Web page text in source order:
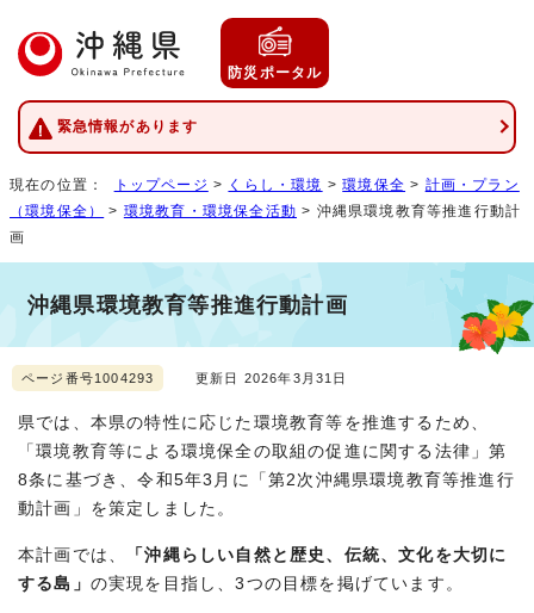
防災ポータル
緊急情報があります
現在の位置： トップページ > くらし・環境 >環境保全 > 計画・プラン
（環境保全）
> 環境教育・環境保全活動 > 沖縄県環境教育等推進行動計
画
沖縄県環境教育等推進行動計画
ページ番号1004293 更新日 2026年3月31日
県では、本県の特性に応じた環境教育等を推進するため、
「環境教育等による環境保全の取組の促進に関する法律」第
8条に基づき、令和5年3月に「第2次沖縄県環境教育等推進行
動計画」を策定しました。
本計画では、
「沖縄らしい自然と歴史、伝統、文化を大切に
する島」 の実現を目指し、3つの目標を掲げています。